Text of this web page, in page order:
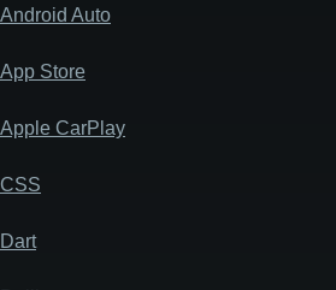
Android Auto
App Store
Apple CarPlay
CSS
Dart